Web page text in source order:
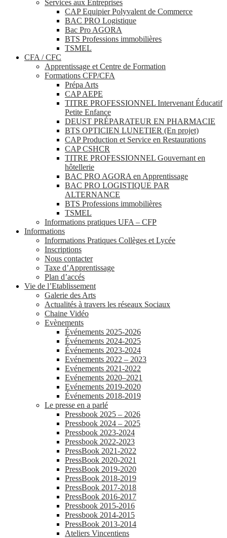
Services aux Entreprises
CAP Equipier Polyvalent de Commerce
BAC PRO Logistique
Bac Pro AGORA
BTS Professions immobilières
TSMEL
CFA / CFC
Apprentissage et Centre de Formation
Formations CFP/CFA
Prépa Arts
CAP AEPE
TITRE PROFESSIONNEL Intervenant Éducatif
Petite Enfance
DEUST PRÉPARATEUR EN PHARMACIE
BTS OPTICIEN LUNETIER (En projet)
CAP Production et Service en Restaurations
CAP CSHCR
TITRE PROFESSIONNEL Gouvernant en
hôtellerie
BAC PRO AGORA en Apprentissage
BAC PRO LOGISTIQUE PAR
ALTERNANCE
BTS Professions immobilières
TSMEL
Informations pratiques UFA – CFP
Informations
Informations Pratiques Collèges et Lycée
Inscriptions
Nous contacter
Taxe d’Apprentissage
Plan d’accés
Vie de l’Etablissement
Galerie des Arts
Actualités à travers les réseaux Sociaux
Chaine Vidéo
Evènements
Événements 2025-2026
Événements 2024-2025
Événements 2023-2024
Evénements 2022 – 2023
Evénements 2021-2022
Evénements 2020–2021
Evénements 2019-2020
Événements 2018-2019
Le presse en a parlé
Pressbook 2025 – 2026
Pressbook 2024 – 2025
Pressbook 2023-2024
Pressbook 2022-2023
PressBook 2021-2022
PressBook 2020-2021
PressBook 2019-2020
PressBook 2018-2019
PressBook 2017-2018
PressBook 2016-2017
Pressbook 2015-2016
Pressbook 2014-2015
PressBook 2013-2014
Ateliers Vincentiens